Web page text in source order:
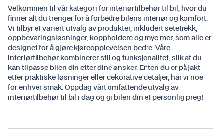
Velkommen til vår kategori for interiørtilbehør til bil, hvor du
finner alt du trenger for å forbedre bilens interiør og komfort.
Vi tilbyr et variert utvalg av produkter, inkludert setetrekk,
oppbevaringsløsninger, koppholdere og mye mer, som alle er
designet for å gjøre kjøreopplevelsen bedre. Våre
interiørtilbehør kombinerer stil og funksjonalitet, slik at du
kan tilpasse bilen din etter dine ønsker. Enten du er på jakt
etter praktiske løsninger eller dekorative detaljer, har vi noe
for enhver smak. Oppdag vårt omfattende utvalg av
interiørtilbehør til bil i dag og gi bilen din et personlig preg!